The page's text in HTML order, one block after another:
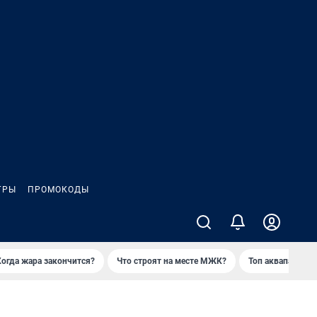
ПРОМОКОДЫ
жара закончится? Что строят на месте МЖК? Топ аквапарков